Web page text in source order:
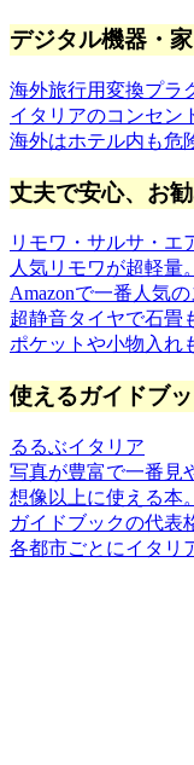
デジタル機器・
海外旅行用変換プラ
イタリアのコンセン
海外はホテル内も危
丈夫で安心、お
リモワ・サルサ・エ
人気リモワが超軽量
Amazonで一番人気
超静音タイヤで石畳
ポケットや小物入れ
使えるガイドブ
るるぶイタリア
写真が豊富で一番見
想像以上に使える本
ガイドブックの代表
各都市ごとにイタリ